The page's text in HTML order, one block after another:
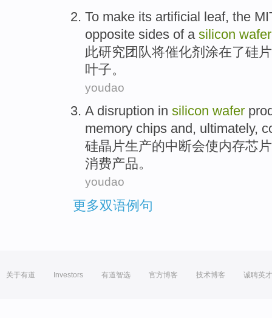
To make its artificial leaf, the
opposite sides of a silicon wafer
此研究团队将催化剂涂在了硅片
叶子。
youdao
A disruption in silicon wafer
memory chips and , ultimately,
硅晶片生产的中断会使内存芯片
消费产品。
youdao
更多双语例句
关于有道 Investors 有道智选 官方博客 技术博客 诚聘英才